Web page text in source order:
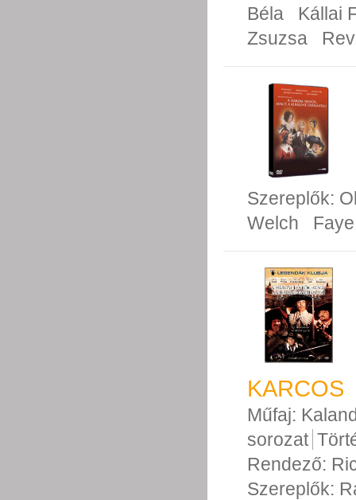
Béla
Kállai
Zsuzsa
Szereplők:
Welch
KARCOS
Műfaj:
sorozat
Rendező:
Szereplők: